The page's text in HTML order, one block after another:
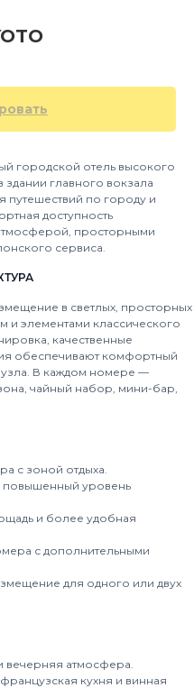
городской отель высокого
главного вокзала
путешествий по городу и
доступность
просторными
сервиса.
в светлых, просторных
элементами классического
качественные
обеспечивают комфортный
узла. В каждом номере —
чайный набор, мини-бар,
с зоной отдыха.
повышенный уровень
и более удобная
с дополнительными
для одного или двух
вечерняя атмосфера.
кухня и винная